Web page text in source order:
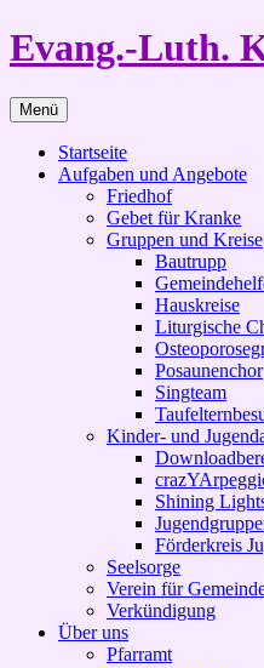
Zum
Inhalt
Evang.-Luth.
Menü
Startseite
Aufgaben und Angebote
Friedhof
Gebet für Kranke
Gruppen und Kreise
Bautrupp
Hauskreise
Liturgische
Posaunenchor
Singteam
Kinder- und
Shining
Förderkreis
Seelsorge
Verein für
Verkündigung
Über uns
Pfarramt